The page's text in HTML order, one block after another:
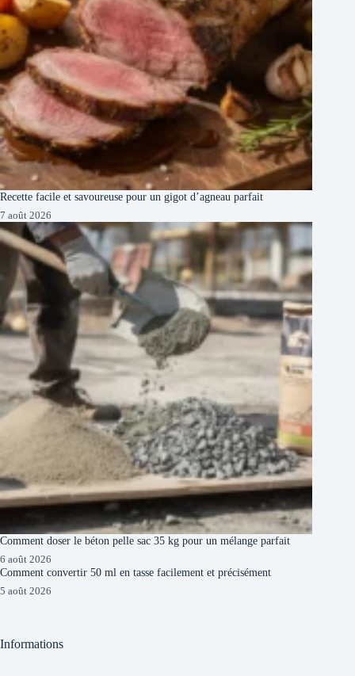
Recette facile et savoureuse pour un gigot d’agneau parfait
7 août 2026
Comment doser le béton pelle sac 35 kg pour un mélange parfait
6 août 2026
Comment convertir 50 ml en tasse facilement et précisément
5 août 2026
Informations